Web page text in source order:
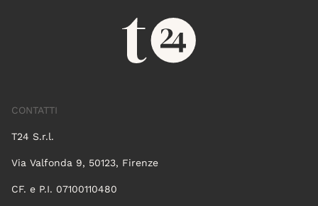
CONTATTI
T24 S.r.l.
Via Valfonda 9, 50123, Firenze
CF. e P.I. 07100110480